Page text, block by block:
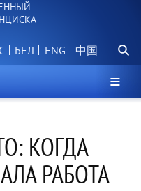
БЕЛ 中国
КОГДА
РАБОТА